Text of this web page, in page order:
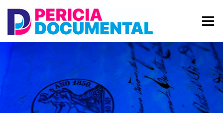
contenido
Menú